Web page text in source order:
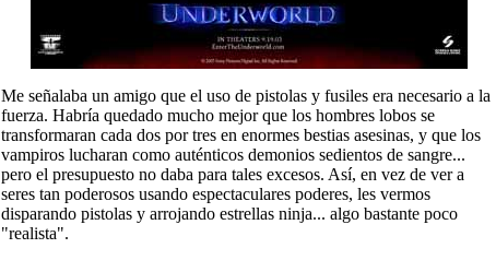
Me señalaba un amigo que el uso de pistolas y fusiles era necesario a la
fuerza. Habría quedado mucho mejor que los hombres lobos se
transformaran cada dos por tres en enormes bestias asesinas, y que los
vampiros lucharan como auténticos demonios sedientos de sangre...
pero el presupuesto no daba para tales excesos. Así, en vez de ver a
seres tan poderosos usando espectaculares poderes, les vermos
disparando pistolas y arrojando estrellas ninja... algo bastante poco
"realista".